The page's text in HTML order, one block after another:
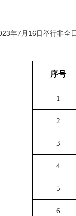
月16日举行非全日
序号
1
2
3
4
5
6